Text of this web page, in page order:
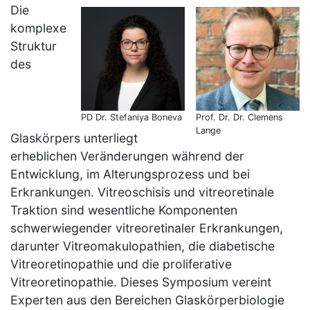
Prof. Dr. Dr. Clemens
Lange
PD Dr. Stefaniya Boneva
Die
komplexe
Struktur
des
Glaskörpers unterliegt
erheblichen Veränderungen während der
Entwicklung, im Alterungsprozess und bei
Erkrankungen. Vitreoschisis und vitreoretinale
Traktion sind wesentliche Komponenten
schwerwiegender vitreoretinaler Erkrankungen,
darunter Vitreomakulopathien, die diabetische
Vitreoretinopathie und die proliferative
Vitreoretinopathie. Dieses Symposium vereint
Experten aus den Bereichen Glaskörperbiologie